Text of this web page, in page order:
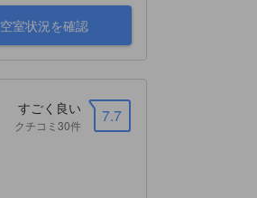
空室状況を確認
7.7
すごく良い
クチコミ30件